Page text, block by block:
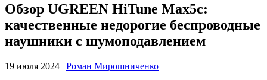
Обзор UGREEN HiTune Max5c:
качественные недорогие беспроводные
наушники с шумоподавлением
19 июля 2024 | Роман Мирошниченко